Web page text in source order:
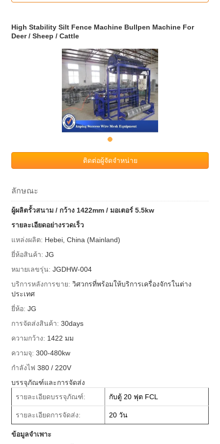
High Stability Silt Fence Machine Bullpen Machine For
Deer / Sheep / Cattle
ติดต่อผู้จัดจำหน่าย
ลักษณะ
ผู้ผลิตรั้วสนาม / กว้าง 1422mm / มอเตอร์ 5.5kw
รายละเอียดอย่างรวดเร็ว
แหล่งผลิต: Hebei, China (Mainland)
ยี่ห้อสินค้า: JG
หมายเลขรุ่น: JGDHW-004
บริการหลังการขาย: วิศวกรที่พร้อมให้บริการเครื่องจักรในต่าง
ประเทศ
ยี่ห้อ: JG
การจัดส่งสินค้า: 30days
ความกว้าง: 1422 มม
ความจุ: 300-480kw
กำลังไฟ 380 / 220V
บรรจุภัณฑ์และการจัดส่ง
รายละเอียดบรรจุภัณฑ์:
กับตู้ 20 ฟุต FCL
รายละเอียดการจัดส่ง: 20 วัน
ข้อมูลจำเพาะ